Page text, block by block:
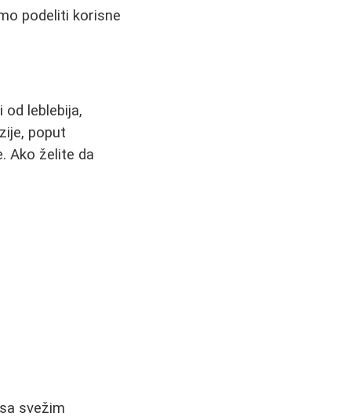
podeliti korisne
leblebija,
poput
Ako želite da
svežim